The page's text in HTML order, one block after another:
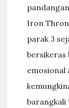
Iron
parak 3
bersikeras
emosional
barangkali